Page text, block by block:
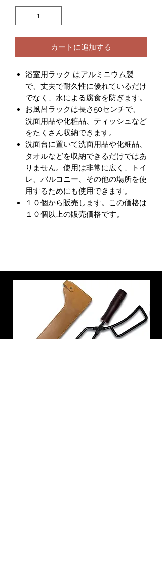
カートに追加する
浴室用ラック はアルミニウム製
で、丈夫で耐久性に優れているだけ
でなく、水による腐食を防ぎます。
お風呂ラックは長さ50センチで、
洗面用品や化粧品、ティッシュなど
をたくさん収納できます。
洗面台に置いて洗面用品や化粧品、
タオルなどを収納できるだけではあ
りません。使用は非常に広く、トイ
レ、バルコニー、その他の場所を使
用するためにも使用できます。
１０個から販売します。この価格は
１０個以上の販売価格です。